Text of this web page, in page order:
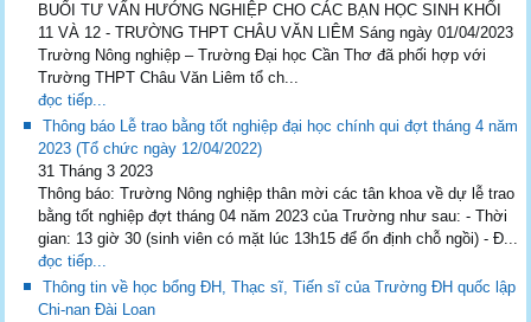
BUỔI TƯ VẤN HƯỚNG NGHIỆP CHO CÁC BẠN HỌC SINH KHỐI
11 VÀ 12 - TRƯỜNG THPT CHÂU VĂN LIÊM Sáng ngày 01/04/2023
Trường Nông nghiệp – Trường Đại học Cần Thơ đã phối hợp với
Trường THPT Châu Văn Liêm tổ ch...
đọc tiếp...
Thông báo Lễ trao bằng tốt nghiệp đại học chính qui đợt tháng 4 năm
2023 (Tổ chức ngày 12/04/2022)
31 Tháng 3 2023
Thông báo: Trường Nông nghiệp thân mời các tân khoa về dự lễ trao
bằng tốt nghiệp đợt tháng 04 năm 2023 của Trường như sau: - Thời
gian: 13 giờ 30 (sinh viên có mặt lúc 13h15 để ổn định chỗ ngồi) - Đ...
đọc tiếp...
Thông tin về học bổng ĐH, Thạc sĩ, Tiến sĩ của Trường ĐH quốc lập
Chi-nan Đài Loan